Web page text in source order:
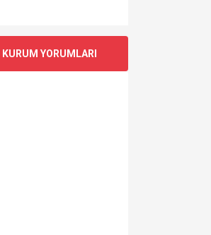
KURUM YORUMLARI